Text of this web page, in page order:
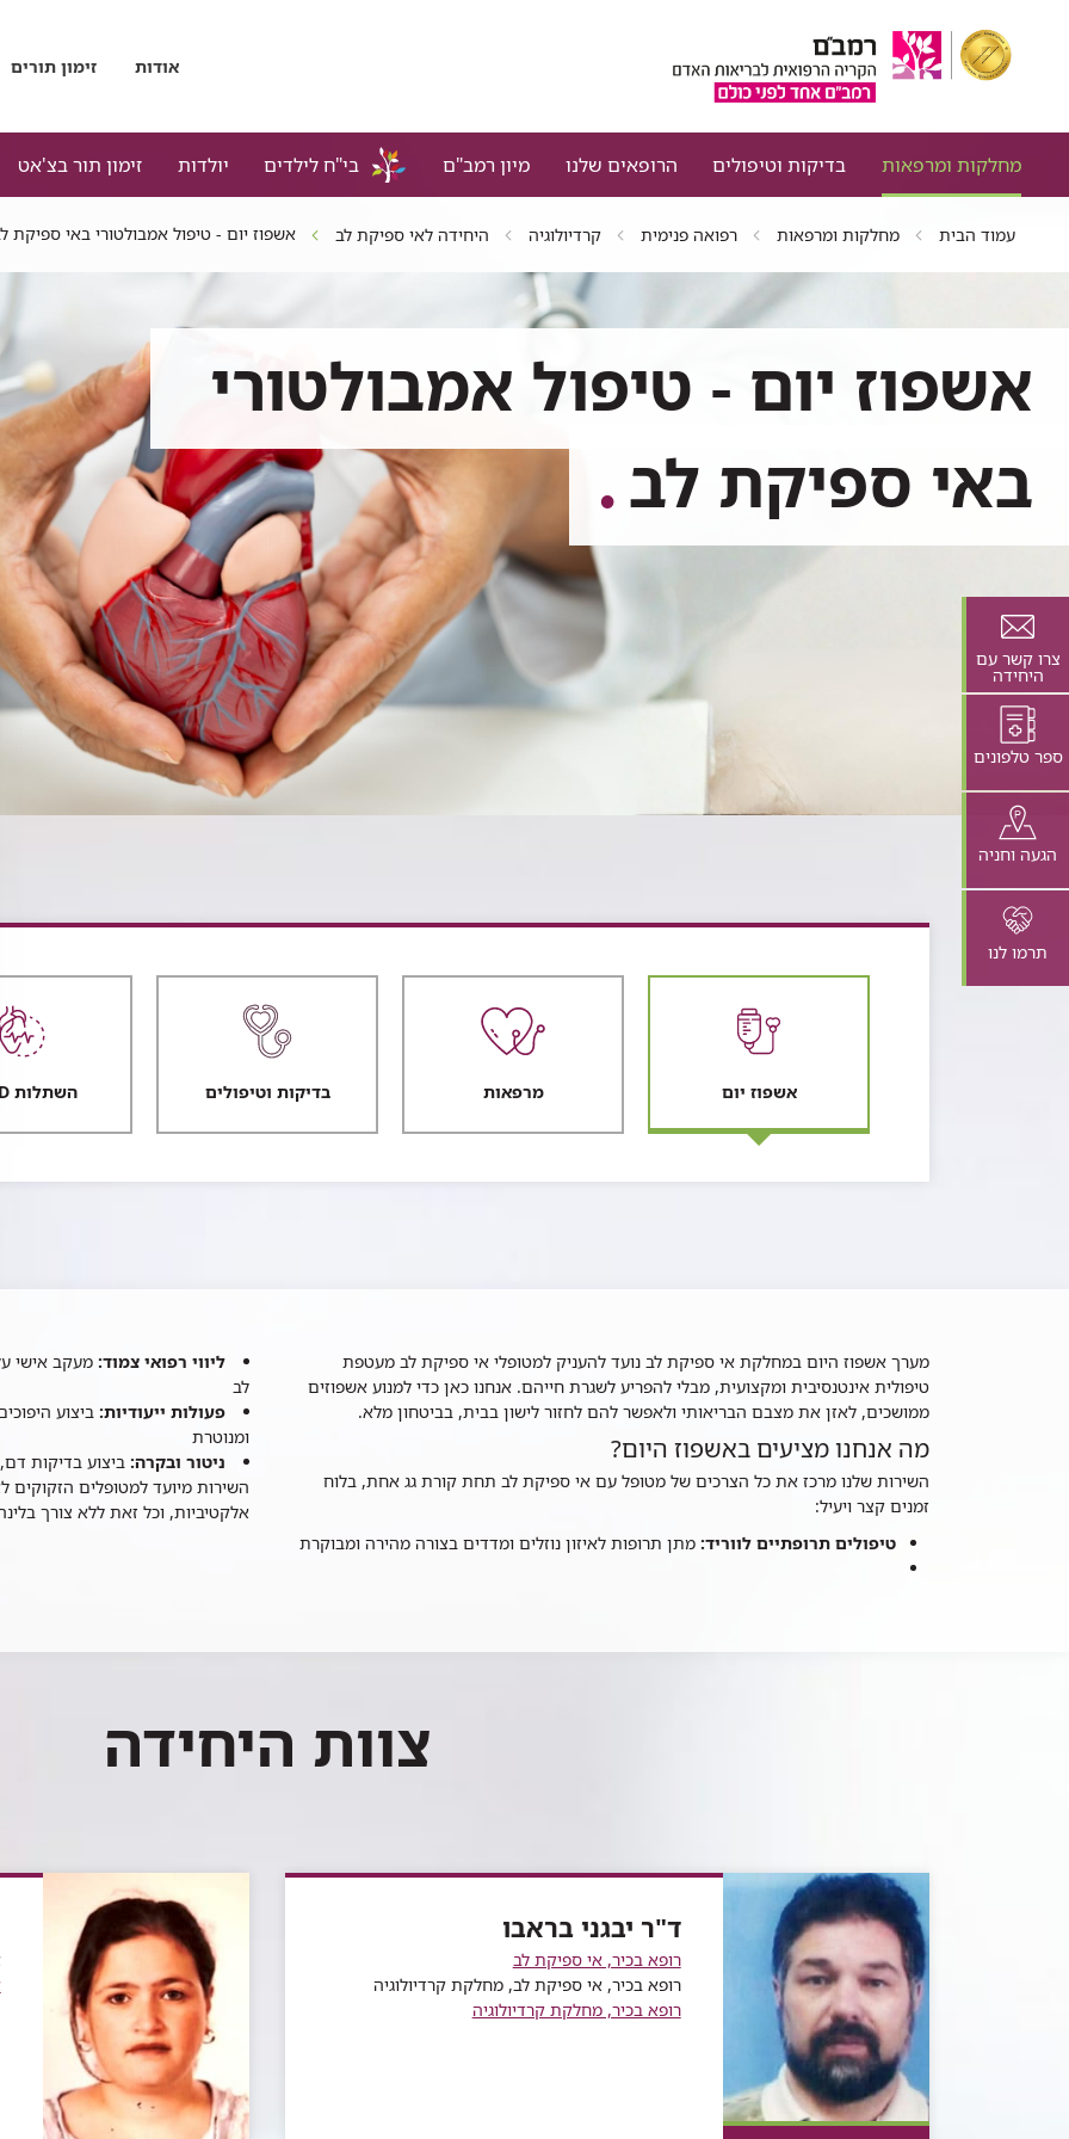
אודות זימון תורים
מחלקות ומרפאות בדיקות וטיפולים הרופאים שלנו מיון רמב"ם בי"ח לילדים יולדות זימון תור בצ'אט
צרו קשר עם
היחידה
ספר טלפונים
הגעה וחניה
תרמו לנו
עמוד הבית מחלקות ומרפאות רפואה פנימית קרדיולוגיה היחידה לאי ספיקת לב אשפוז יום - טיפול אמבולטורי באי ספיקת
אשפוז יום - טיפול אמבולטורי
באי ספיקת לב
אשפוז יום מרפאות בדיקות וטיפולים השתלות LVAD
מערך אשפוז היום במחלקת אי ספיקת לב נועד להעניק למטופלי אי ספיקת לב מעטפת
טיפולית אינטנסיבית ומקצועית, מבלי להפריע לשגרת חייהם. אנחנו כאן כדי למנוע אשפוזים
ממושכים, לאזן את מצבם הבריאותי ולאפשר להם לחזור לישון בבית, בביטחון מלא.
מה אנחנו מציעים באשפוז היום?
השירות שלנו מרכז את כל הצרכים של מטופל עם אי ספיקת לב תחת קורת גג אחת, בלוח
זמנים קצר ויעיל:
טיפולים תרופתיים לווריד: מתן תרופות לאיזון נוזלים ומדדים בצורה מהירה ומבוקרת
ליווי רפואי צמוד: מעקב אישי
לב
פעולות ייעודיות: ביצוע
ומנוטרת
ניטור ובקרה: ביצוע בדיקות
השירות מיועד למטופלים הזקוקים
אלקטיביות, וכל זאת ללא צורך
צוות היחידה
ד"ר יבגני בראבו
רופא בכיר, אי ספיקת לב
רופא בכיר, אי ספיקת לב, מחלקת קרדיולוגיה
רופא בכיר, מחלקת קרדיולוגיה